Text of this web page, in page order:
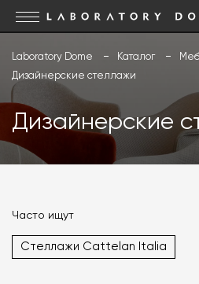
Laboratory Dome Каталог
Дизайнерские стеллажи
Дизайнерские
Часто ищут
Стеллажи Cattelan Italia